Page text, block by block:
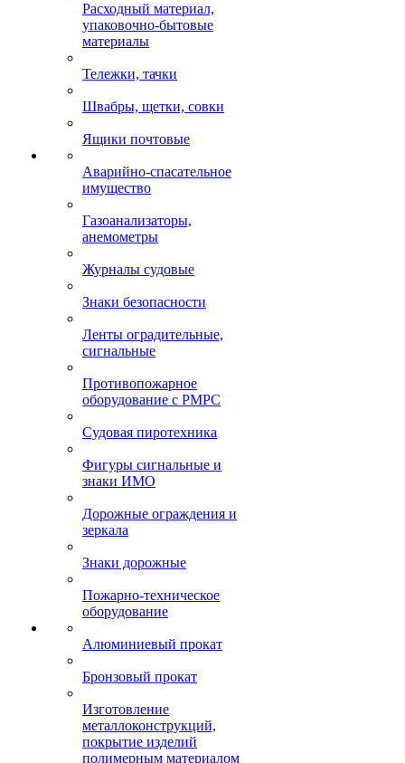
Расходный материал,
упаковочно-бытовые
материалы
Тележки, тачки
Швабры, щетки, совки
Ящики почтовые
Аварийно-спасательное
имущество
Газоанализаторы,
анемометры
Журналы судовые
Знаки безопасности
Ленты оградительные,
сигнальные
Противопожарное
оборудование с РМРС
Судовая пиротехника
Фигуры сигнальные и
знаки ИМО
Дорожные ограждения и
зеркала
Знаки дорожные
Пожарно-техническое
оборудование
Алюминиевый прокат
Бронзовый прокат
Изготовление
металлоконструкций,
покрытие изделий
полимерным материалом